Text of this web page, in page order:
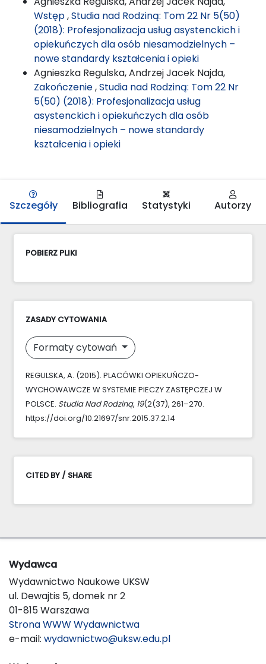
Wstęp,Studia nad Rodziną: Tom 22 Nr 5(50)
(2018): Profesjonalizacja usług asystenckich i
opiekuńczych dla osób niesamodzielnych –
nowe standardy kształcenia i opieki
Agnieszka Regulska, Andrzej Jacek Najda,
Zakończenie,Studia nad Rodziną: Tom 22 Nr
5(50) (2018): Profesjonalizacja usług
asystenckich i opiekuńczych dla osób
niesamodzielnych – nowe standardy
kształcenia i opieki
Szczegóły Bibliografia Statystyki Autorzy
POBIERZ PLIKI
ZASADY CYTOWANIA
Formaty cytowań
REGULSKA, A. (2015). PLACÓWKI OPIEKUŃCZO-
WYCHOWAWCZE W SYSTEMIE PIECZY ZASTĘPCZEJ W
POLSCE. Studia Nad Rodziną, 19(2(37), 261–270.
https://doi.org/10.21697/snr.2015.37.2.14
CITED BY / SHARE
Wydawca
Wydawnictwo Naukowe UKSW
ul. Dewajtis 5, domek nr 2
01-815 Warszawa
Strona WWW Wydawnictwa
e-mail: wydawnictwo@uksw.edu.pl